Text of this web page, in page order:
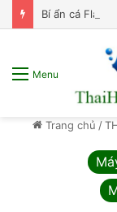
Bí ẩn cá
Menu
Trang chủ /